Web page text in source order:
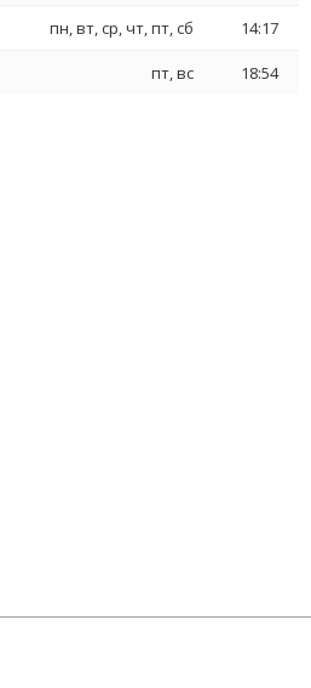
пн, вт, ср, чт, пт, сб 14:17
пт, вс 18:54